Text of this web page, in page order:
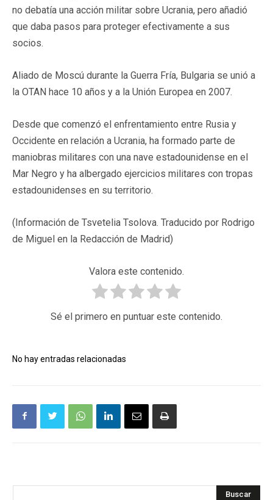
no debatía una acción militar sobre Ucrania, pero añadió
que daba pasos para proteger efectivamente a sus
socios.
Aliado de Moscú durante la Guerra Fría, Bulgaria se unió a
la OTAN hace 10 años y a la Unión Europea en 2007.
Desde que comenzó el enfrentamiento entre Rusia y
Occidente en relación a Ucrania, ha formado parte de
maniobras militares con una nave estadounidense en el
Mar Negro y ha albergado ejercicios militares con tropas
estadounidenses en su territorio.
(Información de Tsvetelia Tsolova. Traducido por Rodrigo
de Miguel en la Redacción de Madrid)
Valora este contenido.
Sé el primero en puntuar este contenido.
No hay entradas relacionadas
Buscar